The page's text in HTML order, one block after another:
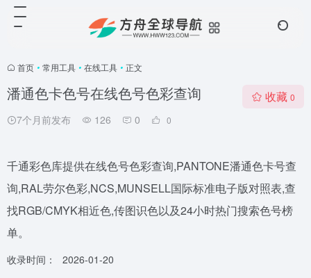
首页 • 常用工具 • 在线工具 • 正文
潘通色卡色号在线色号色彩查询
7个月前发布 126 0 0
收藏 0
千通彩色库提供在线色号色彩查询,PANTONE潘通色卡号查
询,RAL劳尔色彩,NCS,MUNSELL国际标准电子版对照表,查
找RGB/CMYK相近色,传图识色以及24小时热门搜索色号榜
单。
收录时间：
2026-01-20